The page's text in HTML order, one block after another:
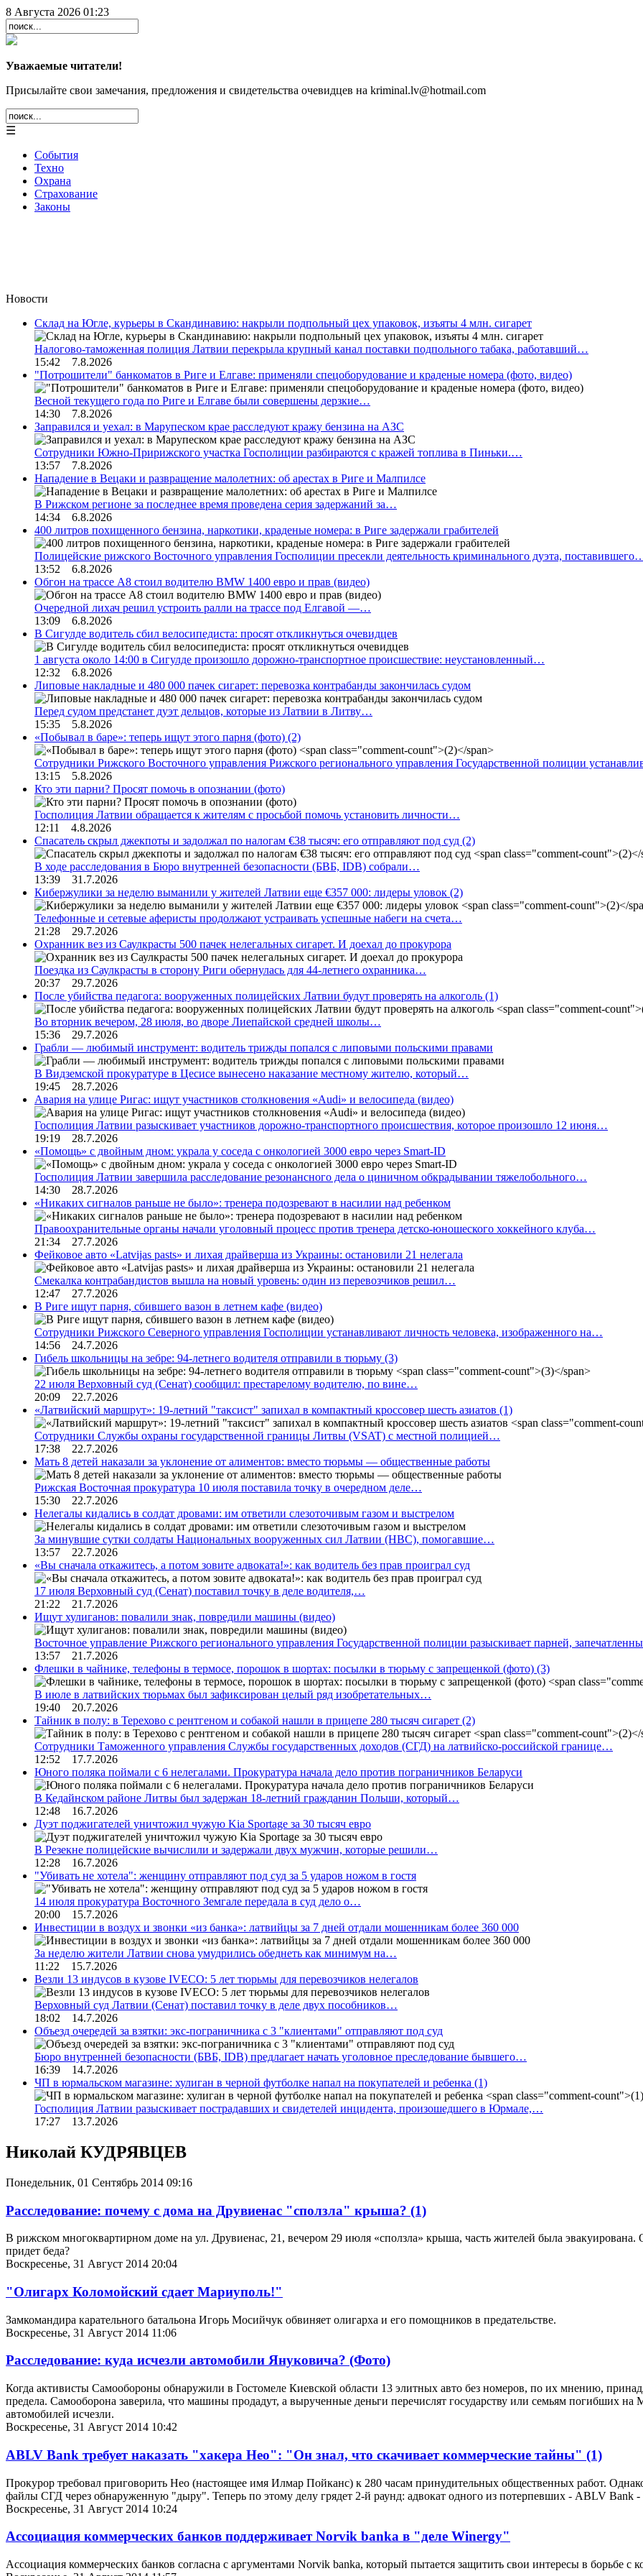
8 Августа 2026 01:23
Уважаемые читатели!
Присылайте свои замечания, предложения и свидетельства очевидцев на kriminal.lv@hotmail.com
☰
События
Техно
Охрана
Страхование
Законы
Новости
Склад на Югле, курьеры в Скандинавию: накрыли подпольный цех упаковок, изъяты 4 млн. сигарет
Налогово-таможенная полиция Латвии перекрыла крупный канал поставки подпольного табака, работавший…
15:42 7.8.2026
"Потрошители" банкоматов в Риге и Елгаве: применяли спецоборудование и краденые номера (фото, видео)
Весной текущего года по Риге и Елгаве были совершены дерзкие…
14:30 7.8.2026
Заправился и уехал: в Марупеском крае расследуют кражу бензина на АЗС
Сотрудники Южно-Пририжского участка Госполиции разбираются с кражей топлива в Пиньки.…
13:57 7.8.2026
Нападение в Вецаки и развращение малолетних: об арестах в Риге и Малпилсе
В Рижском регионе за последнее время проведена серия задержаний за…
14:34 6.8.2026
400 литров похищенного бензина, наркотики, краденые номера: в Риге задержали грабителей
Полицейские рижского Восточного управления Госполиции пресекли деятельность криминального дуэта,
13:52 6.8.2026
Обгон на трассе А8 стоил водителю BMW 1400 евро и прав (видео)
Очередной лихач решил устроить ралли на трассе под Елгавой —…
13:09 6.8.2026
В Сигулде водитель сбил велосипедиста: просят откликнуться очевидцев
1 августа около 14:00 в Сигулде произошло дорожно-транспортное происшествие: неустановленный…
12:32 6.8.2026
Липовые накладные и 480 000 пачек сигарет: перевозка контрабанды закончилась судом
Перед судом предстанет дуэт дельцов, которые из Латвии в Литву…
15:35 5.8.2026
«Побывал в баре»: теперь ищут этого парня (фото) (2)
Сотрудники Рижского Восточного управления Рижского регионального управления Государственной полиции
13:15 5.8.2026
Кто эти парни? Просят помочь в опознании (фото)
Госполиция Латвии обращается к жителям с просьбой помочь установить личности…
12:11 4.8.2026
Спасатель скрыл джекпоты и задолжал по налогам €38 тысяч: его отправляют под суд (2)
В ходе расследования в Бюро внутренней безопасности (БВБ, IDB) собрали…
13:39 31.7.2026
Кибержулики за неделю выманили у жителей Латвии еще €357 000: лидеры уловок (2)
Телефонные и сетевые аферисты продолжают устраивать успешные набеги на счета…
21:28 29.7.2026
Охранник вез из Саулкрасты 500 пачек нелегальных сигарет. И доехал до прокурора
Поездка из Саулкрасты в сторону Риги обернулась для 44-летнего охранника…
20:37 29.7.2026
После убийства педагога: вооруженных полицейских Латвии будут проверять на алкоголь (1)
Во вторник вечером, 28 июля, во дворе Лиепайской средней школы…
15:36 29.7.2026
Грабли — любимый инструмент: водитель трижды попался с липовыми польскими правами
В Видземской прокуратуре в Цесисе вынесено наказание местному жителю, который…
19:45 28.7.2026
Авария на улице Ригас: ищут участников столкновения «Audi» и велосипеда (видео)
Госполиция Латвии разыскивает участников дорожно-транспортного происшествия, которое произошло 12 июня…
19:19 28.7.2026
«Помощь» с двойным дном: украла у соседа с онкологией 3000 евро через Smart-ID
Госполиция Латвии завершила расследование резонансного дела о циничном обкрадывании тяжелобольного…
14:30 28.7.2026
«Никаких сигналов раньше не было»: тренера подозревают в насилии над ребенком
Правоохранительные органы начали уголовный процесс против тренера детско-юношеского хоккейного клуба…
21:34 27.7.2026
Фейковое авто «Latvijas pasts» и лихая драйверша из Украины: остановили 21 нелегала
Смекалка контрабандистов вышла на новый уровень: один из перевозчиков решил…
12:47 27.7.2026
В Риге ищут парня, сбившего вазон в летнем кафе (видео)
Сотрудники Рижского Северного управления Госполиции устанавливают личность человека, изображенного на…
14:56 24.7.2026
Гибель школьницы на зебре: 94-летнего водителя отправили в тюрьму (3)
22 июля Верховный суд (Сенат) сообщил: престарелому водителю, по вине…
20:09 22.7.2026
«Латвийский маршрут»: 19-летний "таксист" запихал в компактный кроссовер шесть азиатов (1)
Сотрудники Службы охраны государственной границы Литвы (VSAT) с местной полицией…
17:38 22.7.2026
Мать 8 детей наказали за уклонение от алиментов: вместо тюрьмы — общественные работы
Рижская Восточная прокуратура 10 июля поставила точку в очередном деле…
15:30 22.7.2026
Нелегалы кидались в солдат дровами: им ответили слезоточивым газом и выстрелом
За минувшие сутки солдаты Национальных вооруженных сил Латвии (НВС), помогавшие…
13:57 22.7.2026
«Вы сначала откажитесь, а потом зовите адвоката!»: как водитель без прав проиграл суд
17 июля Верховный суд (Сенат) поставил точку в деле водителя,…
21:22 21.7.2026
Ищут хулиганов: повалили знак, повредили машины (видео)
Восточное управление Рижского регионального управления Государственной полиции разыскивает парней,
13:57 21.7.2026
Флешки в чайнике, телефоны в термосе, порошок в шортах: посылки в тюрьму с запрещенкой (фото) (3)
В июле в латвийских тюрьмах был зафиксирован целый ряд изобретательных…
19:40 20.7.2026
Тайник в полу: в Терехово с рентгеном и собакой нашли в прицепе 280 тысяч сигарет (2)
Сотрудники Таможенного управления Службы государственных доходов (СГД) на латвийско-российской границе…
12:52 17.7.2026
Юного поляка поймали с 6 нелегалами. Прокуратура начала дело против пограничников Беларуси
В Кедайнском районе Литвы был задержан 18-летний гражданин Польши, который…
12:48 16.7.2026
Дуэт поджигателей уничтожил чужую Kia Sportage за 30 тысяч евро
В Резекне полицейские вычислили и задержали двух мужчин, которые решили…
12:28 16.7.2026
"Убивать не хотела": женщину отправляют под суд за 5 ударов ножом в гостя
14 июля прокуратура Восточного Земгале передала в суд дело о…
20:00 15.7.2026
Инвестиции в воздух и звонки «из банка»: латвийцы за 7 дней отдали мошенникам более 360 000
За неделю жители Латвии снова умудрились обеднеть как минимум на…
11:22 15.7.2026
Везли 13 индусов в кузове IVECO: 5 лет тюрьмы для перевозчиков нелегалов
Верховный суд Латвии (Сенат) поставил точку в деле двух пособников…
18:02 14.7.2026
Объезд очередей за взятки: экс-пограничника с 3 "клиентами" отправляют под суд
Бюро внутренней безопасности (БВБ, IDB) предлагает начать уголовное преследование бывшего…
16:39 14.7.2026
ЧП в юрмальском магазине: хулиган в черной футболке напал на покупателей и ребенка (1)
Госполиция Латвии разыскивает пострадавших и свидетелей инцидента, произошедшего в Юрмале,…
17:27 13.7.2026
Николай КУДРЯВЦЕВ
Понедельник, 01 Сентябрь 2014 09:16
Расследование: почему с дома на Друвиенас "сползла" крыша? (1)
В рижском многоквартирном доме на ул. Друвиенас, 21, вечером 29 июля «сползла» крыша, часть жителей была эвакуирована.
придет беда?
Воскресенье, 31 Август 2014 20:04
"Олигарх Коломойский сдает Мариуполь!"
Замкомандира карательного батальона Игорь Мосийчук обвиняет олигарха и его помощников в предательстве.
Воскресенье, 31 Август 2014 11:06
Расследование: куда исчезли автомобили Януковича? (Фото)
Когда активисты Самообороны обнаружили в Гостомеле Киевской области 13 элитных авто без номеров, по их мнению,
предела. Самооборона заверила, что машины продадут, а вырученные деньги перечислят государству или семьям погибших на
автомобилей исчезли.
Воскресенье, 31 Август 2014 10:42
ABLV Bank требует наказать "хакера Нео": "Он знал, что скачивает коммерческие тайны" (1)
Прокурор требовал приговорить Нео (настоящее имя Илмар Пойканс) к 280 часам принудительных общественных работ.
файлы СГД через обнаруженную "дыру". Теперь по этому делу грядет 2-й раунд: адвокат одного из потерпевших - ABLV Bank
Воскресенье, 31 Август 2014 10:24
Ассоциация коммерческих банков поддерживает Norvik banka в "деле Winergy"
Ассоциация коммерческих банков согласна с аргументами Norvik banka, который пытается защитить свои интересы в борьбе с